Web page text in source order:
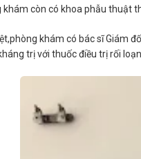
khám còn có khoa phẫu thuật
khám có bác sĩ Giám
trị với thuốc điều trị rối